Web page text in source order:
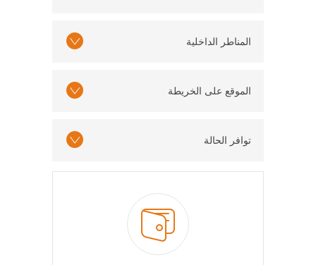
المناطر الداخلية
الموقع على الخريطة
توافر الحالة